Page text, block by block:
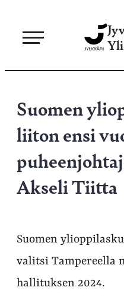
sisältöön
Suomen
liiton ensi
Akseli Tiitta
Suomen
valitsi Tampereella
hallituksen 2024.